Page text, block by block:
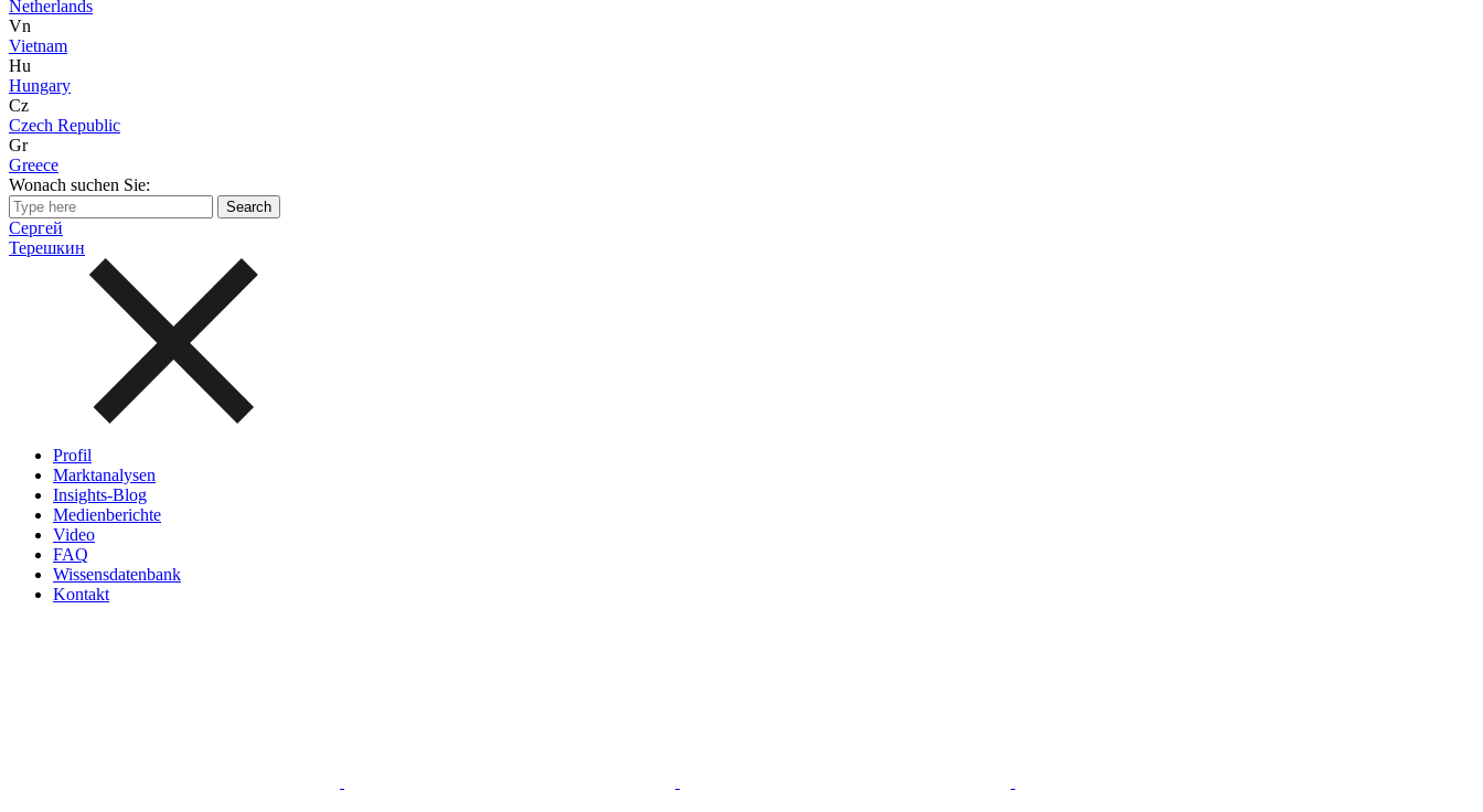
Netherlands
Vn
Vietnam
Hu
Hungary
Cz
Czech Republic
Gr
Greece
Wonach suchen Sie:
Сергей
Терешкин
Profil
Marktanalysen
Insights-Blog
Medienberichte
Video
FAQ
Wissensdatenbank
Kontakt